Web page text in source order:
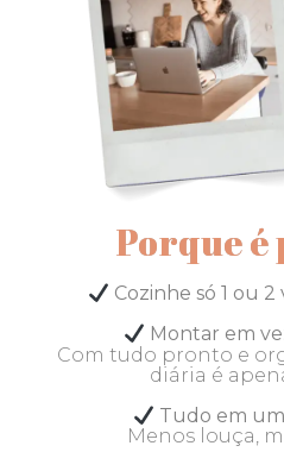
Porque
Cozinhe só 1 ou
Montar em
Com tudo pronto e
diária é
Tudo em
Menos louça,